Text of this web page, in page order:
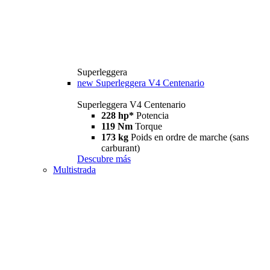
Superleggera
new Superleggera V4 Centenario
Superleggera V4 Centenario
228 hp* Potencia
119 Nm Torque
173 kg Poids en ordre de marche (sans
carburant)
Descubre más
Multistrada